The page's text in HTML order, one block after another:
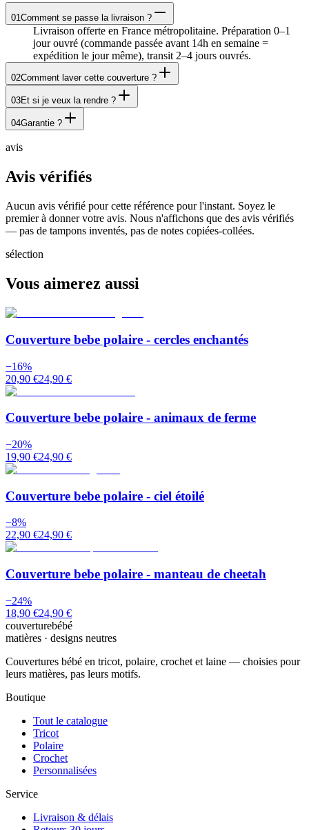
01Comment se passe la livraison ?
Livraison offerte en France métropolitaine. Préparation 0–1
jour ouvré (commande passée avant 14h en semaine =
expédition le jour même), transit 2–4 jours ouvrés.
02Comment laver cette couverture ?
03Et si je veux la rendre ?
04Garantie ?
avis
Avis vérifiés
Aucun avis vérifié pour cette référence pour l'instant. Soyez le
premier à donner votre avis. Nous n'affichons que des avis vérifiés
— pas de tampons inventés, pas de notes copiées-collées.
sélection
Vous aimerez aussi
Couverture bebe polaire - cercles enchantés
−16%
20,90 €24,90 €
Couverture bebe polaire - animaux de ferme
−20%
19,90 €24,90 €
Couverture bebe polaire - ciel étoilé
−8%
22,90 €24,90 €
Couverture bebe polaire - manteau de cheetah
−24%
18,90 €24,90 €
couverturebébé
matières · designs neutres
Couvertures bébé en tricot, polaire, crochet et laine — choisies pour
leurs matières, pas leurs motifs.
Boutique
Tout le catalogue
Tricot
Polaire
Crochet
Personnalisées
Service
Livraison & délais